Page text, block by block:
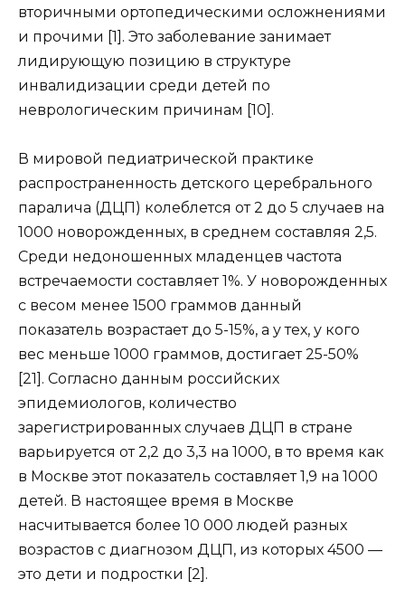
вторичными ортопедическими осложнениями
и прочими [1]. Это заболевание занимает
лидирующую позицию в структуре
инвалидизации среди детей по
неврологическим причинам [10].
В мировой педиатрической практике
распространенность детского церебрального
паралича (ДЦП) колеблется от 2 до 5 случаев на
1000 новорожденных, в среднем составляя 2,5.
Среди недоношенных младенцев частота
встречаемости составляет 1%. У новорожденных
с весом менее 1500 граммов данный
показатель возрастает до 5-15%, а у тех, у кого
вес меньше 1000 граммов, достигает 25-50%
[21]. Согласно данным российских
эпидемиологов, количество
зарегистрированных случаев ДЦП в стране
варьируется от 2,2 до 3,3 на 1000, в то время как
в Москве этот показатель составляет 1,9 на 1000
детей. В настоящее время в Москве
насчитывается более 10 000 людей разных
возрастов с диагнозом ДЦП, из которых 4500 —
это дети и подростки [2].